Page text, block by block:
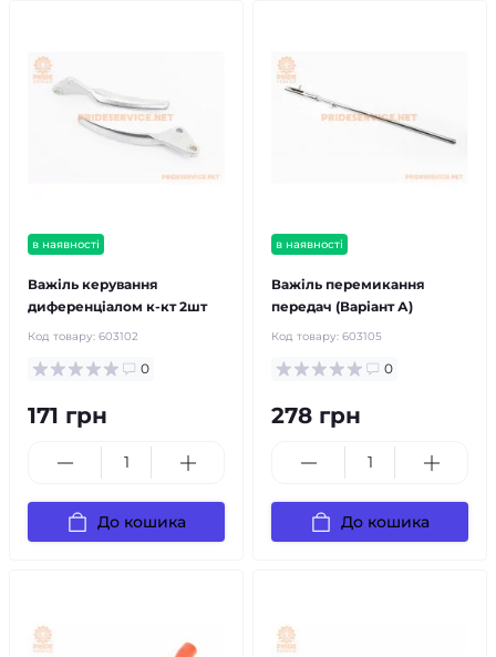
в наявності
Важіль керування
диференціалом к-кт 2шт
Код товару: 603102
0
171 грн
До кошика
в наявності
Важіль перемикання
передач (Варіант А)
Код товару: 603105
0
278 грн
До кошика